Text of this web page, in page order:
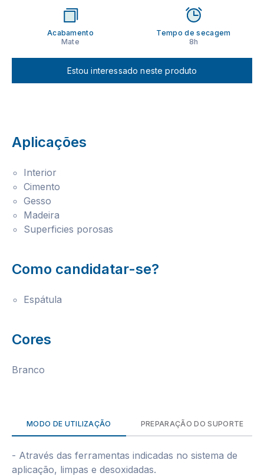
Acabamento
Mate
Tempo de secagem
8h
Estou interessado neste produto
Aplicações
Interior
Cimento
Gesso
Madeira
Superficies porosas
Como candidatar-se?
Espátula
Cores
Branco
MODO DE UTILIZAÇÃO PREPARAÇÃO DO SUPORTE
- Através das ferramentas indicadas no sistema de
aplicação, limpas e desoxidadas.